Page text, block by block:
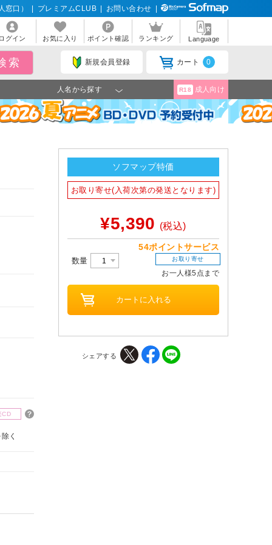
窓口） プレミアムCLUB お問い合わせ
ログイン お気に入り ポイント確認 ランキング Language
新規会員登録 カート 0
人名から探す R18 成人向け
CD
く
ソフマップ特価
お取り寄せ(入荷次第の発送となります)
¥5,390 (税込)
54ポイントサービス
数量 お取り寄せ
お一人様5点まで
シェアする